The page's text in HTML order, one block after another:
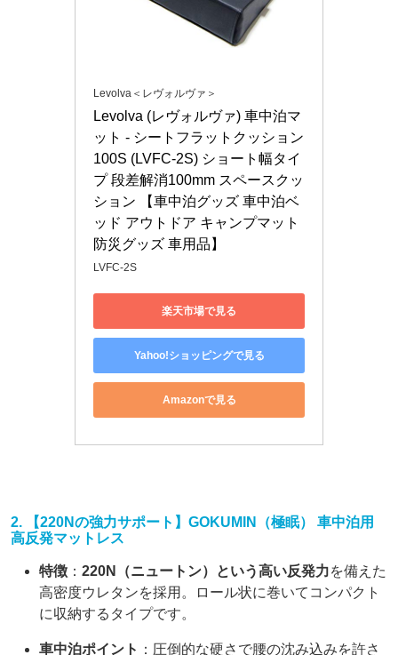
Levolva＜レヴォルヴァ＞
Levolva (レヴォルヴァ) 車中泊マ
ット - シートフラットクッション
100S (LVFC-2S) ショート幅タイ
プ 段差解消100mm スペースクッ
ション 【車中泊グッズ 車中泊ベ
ッド アウトドア キャンプマット
防災グッズ 車用品】
LVFC-2S
楽天市場で見る
Yahoo!ショッピングで見る
Amazonで見る
2. 【220Nの強力サポート】GOKUMIN（極眠） 車中泊用
高反発マットレス
特徴 ： 220N（ニュートン）という高い反発力を備えた
高密度ウレタンを採用。ロール状に巻いてコンパクト
に収納するタイプです。
車中泊ポイント ：圧倒的な硬さで腰の沈み込みを許さ